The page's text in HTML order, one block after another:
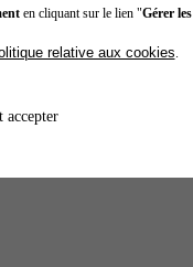
en cliquant sur le lien "Gérer les
relative aux cookies
accepter